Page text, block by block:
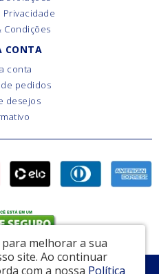
Privacidade
Condições
CONTA
conta
pedidos
desejos
melhorar a sua
site. Ao continuar
com a nossa Política